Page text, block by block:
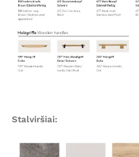
Stalviršiai: